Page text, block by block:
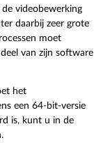
videobewerking
daarbij zeer grote
moet
van zijn software
het
een 64-bit-versie
is, kunt u in de